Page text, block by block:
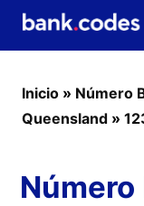
Inicio » Número
Queensland »